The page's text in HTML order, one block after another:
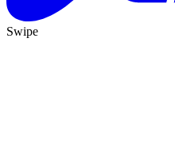
Swipe